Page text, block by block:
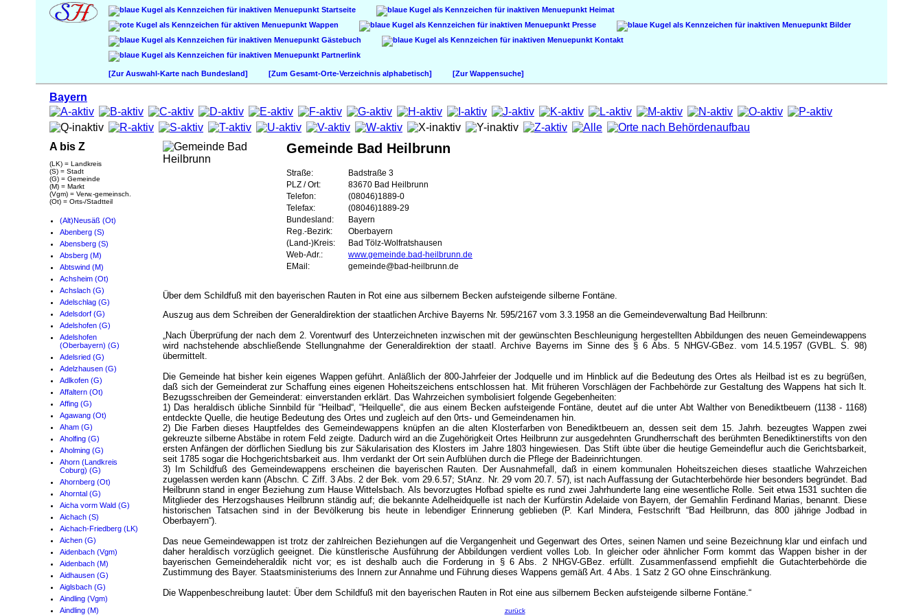
Startseite
Heimat
Wappen
Presse
Bilder
Gästebuch
Kontakt
Partnerlink
[Zur Auswahl-Karte nach Bundesland] [Zum Gesamt-Orte-Verzeichnis alphabetisch] [Zur Wappensuche]
Bayern
A bis Z
(LK) = Landkreis
(S) = Stadt
(G) = Gemeinde
(M) = Markt
(Vgm) = Verw.-gemeinsch.
(Ot) = Orts-/Stadtteil
(Alt)Neusäß (Ot)
Abenberg (S)
Abensberg (S)
Absberg (M)
Abtswind (M)
Achsheim (Ot)
Achslach (G)
Adelschlag (G)
Adelsdorf (G)
Adelshofen (G)
Adelshofen
(Oberbayern) (G)
Adelsried (G)
Adelzhausen (G)
Adlkofen (G)
Affaltern (Ot)
Affing (G)
Agawang (Ot)
Aham (G)
Aholfing (G)
Aholming (G)
Ahorn (Landkreis
Coburg) (G)
Ahornberg (Ot)
Ahorntal (G)
Aicha vorm Wald (G)
Aichach (S)
Aichach-Friedberg (LK)
Aichen (G)
Aidenbach (Vgm)
Aidenbach (M)
Aidhausen (G)
Aiglsbach (G)
Aindling (Vgm)
Aindling (M)
Gemeinde Bad Heilbrunn
Straße:
Badstraße 3
PLZ / Ort:
83670 Bad Heilbrunn
Telefon:
(08046)1889-0
Telefax:
(08046)1889-29
Bundesland:
Bayern
Reg.-Bezirk:
Oberbayern
(Land-)Kreis:
Bad Tölz-Wolfratshausen
Web-Adr.:
www.gemeinde.bad-heilbrunn.de
EMail:
gemeinde@bad-heilbrunn.de
Über dem Schildfuß mit den bayerischen Rauten in Rot eine aus silbernem Becken aufsteigende silberne Fontäne.
Auszug aus dem Schreiben der Generaldirektion der staatlichen Archive Bayerns Nr. 595/2167 vom 3.3.1958 an die Gemeindeverwaltung Bad Heilbrunn:
„Nach Überprüfung der nach dem 2. Vorentwurf des Unterzeichneten inzwischen mit der gewünschten Beschleunigung hergestellten Abbildungen des neuen Gemeindewappens
wird nachstehende abschließende Stellungnahme der Generaldirektion der staatl. Archive Bayerns im Sinne des § 6 Abs. 5 NHGV-GBez. vom 14.5.1957 (GVBL. S. 98)
übermittelt.
Die Gemeinde hat bisher kein eigenes Wappen geführt. Anläßlich der 800-Jahrfeier der Jodquelle und im Hinblick auf die Bedeutung des Ortes als Heilbad ist es zu begrüßen,
daß sich der Gemeinderat zur Schaffung eines eigenen Hoheitszeichens entschlossen hat. Mit früheren Vorschlägen der Fachbehörde zur Gestaltung des Wappens hat sich lt.
Bezugsschreiben der Gemeinderat: einverstanden erklärt. Das Wahrzeichen symbolisiert folgende Gegebenheiten:
1) Das heraldisch übliche Sinnbild für “Heilbad“‚ “Heilquelle“, die aus einem Becken aufsteigende Fontäne, deutet auf die unter Abt Walther von Benediktbeuern (1138 - 1168)
entdeckte Quelle, die heutige Bedeutung des Ortes und zugleich auf den 0rts- und Gemeindenamen hin.
2) Die Farben dieses Hauptfeldes des Gemeindewappens knüpfen an die alten Klosterfarben von Benediktbeuern an, dessen seit dem 15. Jahrh. bezeugtes Wappen zwei
gekreuzte silberne Abstäbe in rotem Feld zeigte. Dadurch wird an die Zugehörigkeit Ortes Heilbrunn zur ausgedehnten Grundherrschaft des berühmten Benediktinerstifts von den
ersten Anfängen der dörflichen Siedlung bis zur Säkularisation des Klosters im Jahre 1803 hingewiesen. Das Stift übte über die heutige Gemeindeflur auch die Gerichtsbarkeit,
seit 1785 sogar die Hochgerichtsbarkeit aus. Ihm verdankt der Ort sein Aufblühen durch die Pflege der Badeinrichtungen.
3) Im Schildfuß des Gemeindewappens erscheinen die bayerischen Rauten. Der Ausnahmefall, daß in einem kommunalen Hoheitszeichen dieses staatliche Wahrzeichen
zugelassen werden kann (Abschn. C Ziff. 3 Abs. 2 der Bek. vom 29.6.57; StAnz. Nr. 29 vom 20.7. 57)‚ ist nach Auffassung der Gutachterbehörde hier besonders begründet. Bad
Heilbrunn stand in enger Beziehung zum Hause Wittelsbach. Als bevorzugtes Hofbad spielte es rund zwei Jahrhunderte lang eine wesentliche Rolle. Seit etwa 1531 suchten die
Mitglieder des Herzogshauses Heilbrunn ständig auf; die bekannte Adelheidquelle ist nach der Kurfürstin Adelaide von Bayern, der Gemahlin Ferdinand Marias, benannt. Diese
historischen Tatsachen sind in der Bevölkerung bis heute in lebendiger Erinnerung geblieben (P. Karl Mindera, Festschrift “Bad Heilbrunn, das 800 jährige Jodbad in
Oberbayern“).
Das neue Gemeindewappen ist trotz der zahlreichen Beziehungen auf die Vergangenheit und Gegenwart des Ortes, seinen Namen und seine Bezeichnung klar und einfach und
daher heraldisch vorzüglich geeignet. Die künstlerische Ausführung der Abbildungen verdient volles Lob. In gleicher oder ähnlicher Form kommt das Wappen bisher in der
bayerischen Gemeindeheraldik nicht vor; es ist deshalb auch die Forderung in § 6 Abs. 2 NHGV-GBez. erfüllt. Zusammenfassend empfiehlt die Gutachterbehörde die
Zustimmung des Bayer. Staatsministeriums des Innern zur Annahme und Führung dieses Wappens gemäß Art. 4 Abs. 1 Satz 2 GO ohne Einschränkung.
Die Wappenbeschreibung lautet: Über dem Schildfuß mit den bayerischen Rauten in Rot eine aus silbernem Becken aufsteigende silberne Fontäne.“
zurück